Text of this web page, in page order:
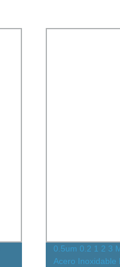
0.5um 0.2 1 2 3
Acero Inoxidable